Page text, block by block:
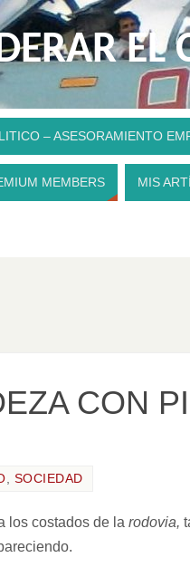
– ASESORAMIENTO
MEMBERS MIS
CON
, SOCIEDAD
los costados de la rodovia,